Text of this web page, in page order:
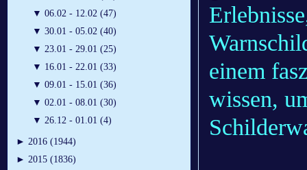
▼ 06.02 - 12.02 (47)
▼ 30.01 - 05.02 (40)
▼ 23.01 - 29.01 (25)
▼ 16.01 - 22.01 (33)
▼ 09.01 - 15.01 (36)
▼ 02.01 - 08.01 (30)
▼ 26.12 - 01.01 (4)
► 2016 (1944)
► 2015 (1836)
einem
wissen,